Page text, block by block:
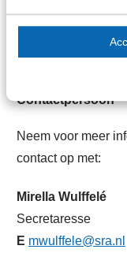
M. (Marjolein)
SRA -
Contactpersoon
Neem voor meer
contact op met:
Mirella Wulffelé
Secretaresse
E mwulffele@sra.nl